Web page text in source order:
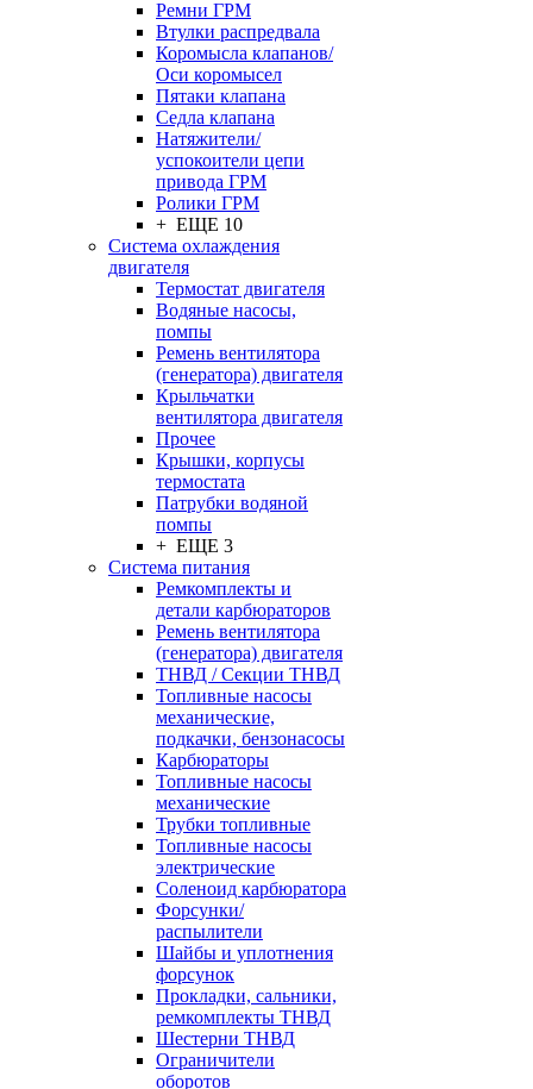
Ремни ГРМ
Втулки распредвала
Коромысла клапанов/
Оси коромысел
Пятаки клапана
Седла клапана
Натяжители/
успокоители цепи
привода ГРМ
Ролики ГРМ
+ ЕЩЕ 10
Система охлаждения
двигателя
Термостат двигателя
Водяные насосы,
помпы
Ремень вентилятора
(генератора) двигателя
Крыльчатки
вентилятора двигателя
Прочее
Крышки, корпусы
термостата
Патрубки водяной
помпы
+ ЕЩЕ 3
Система питания
Ремкомплекты и
детали карбюраторов
Ремень вентилятора
(генератора) двигателя
ТНВД / Секции ТНВД
Топливные насосы
механические,
подкачки, бензонасосы
Карбюраторы
Топливные насосы
механические
Трубки топливные
Топливные насосы
электрические
Соленоид карбюратора
Форсунки/
распылители
Шайбы и уплотнения
форсунок
Прокладки, сальники,
ремкомплекты ТНВД
Шестерни ТНВД
Ограничители
оборотов